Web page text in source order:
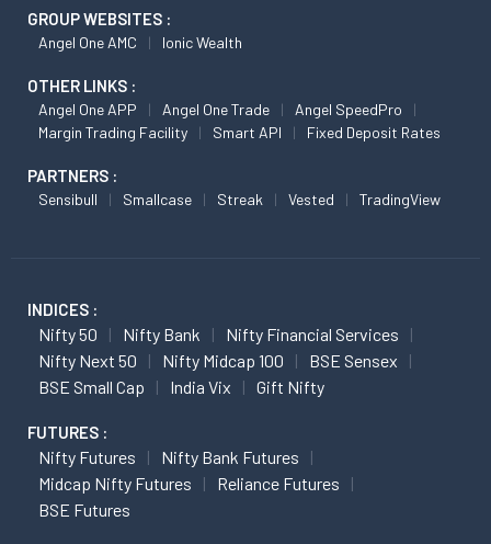
GROUP WEBSITES :
Angel One AMC Ionic Wealth
OTHER LINKS :
Angel One APP Angel One Trade
Angel SpeedPro
Margin Trading Facility
Smart API Fixed Deposit Rates
PARTNERS :
Sensibull Smallcase Streak Vested TradingView
INDICES :
Nifty 50 Nifty Bank
Nifty Financial Services
Nifty Next 50
Nifty Midcap 100
BSE Sensex
BSE Small Cap
India Vix Gift Nifty
FUTURES :
Nifty Futures
Nifty Bank Futures
Midcap Nifty Futures
Reliance Futures
BSE Futures